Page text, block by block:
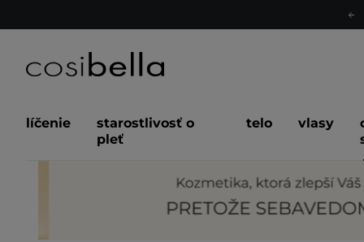
líčenie
starostlivosť o
pleť
telo vlasy